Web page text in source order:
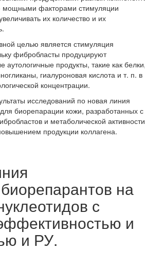
мощными факторами стимуляции
их количество и их
целью является стимуляция
фибробласты продуцируют
аутологичные продукты, такие как
гиалуроновая кислота и т. п. в
концентрации.
исследований по новая линия
биорепарации кожи, разработанных с
и метаболической активности
продукции коллагена.
на
с
и
и РУ.